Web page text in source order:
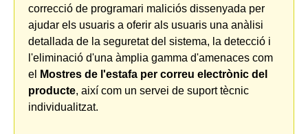
correcció de programari maliciós dissenyada per
ajudar els usuaris a oferir als usuaris una anàlisi
detallada de la seguretat del sistema, la detecció i
l'eliminació d'una àmplia gamma d'amenaces com
el
Mostres de l'estafa per correu electrònic del
producte, així com un servei de suport tècnic
individualitzat.